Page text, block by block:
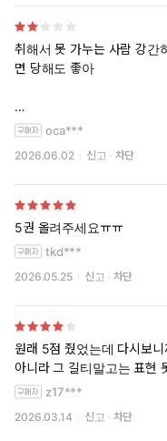
취해서 못 가누는 사람 강
면 당해도 좋아
집착남주라 하면 보통 두가
잡던가, 멀쩡한 척 접근해
로 가거나, 대중성 고려하면
근데 여기 남주는 이도저도
문에 전혀 은은하지 않고,
여주가 찾아가요.
oca***
2026.06.02 신고 차단
5권 올려주세요ㅠㅠ
tkd***
2026.05.25 신고 차단
원래 5점 줬었는데 다시보
아니라 그 길티말고는 표현
z17***
2026.03.14 신고 차단